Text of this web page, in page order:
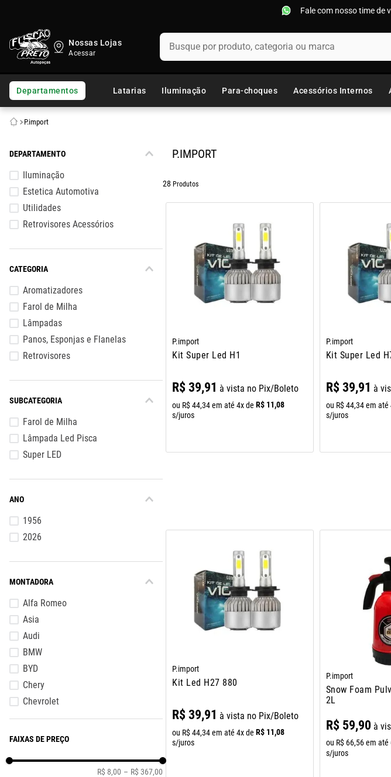
Fale com nosso time de
Nossas Lojas Busque por produto, categoria ou marca
Departamentos Latarias Iluminação Para-choques Acessórios Internos
P.import
DEPARTAMENTO
Iluminação
Estetica Automotiva
Utilidades
Retrovisores Acessórios
CATEGORIA
Aromatizadores
Farol de Milha
Lâmpadas
Panos, Esponjas e Flanelas
Retrovisores
SUBCATEGORIA
Farol de Milha
Lâmpada Led Pisca
Super LED
ANO
1956
2026
MONTADORA
Alfa Romeo
Asia
Audi
BMW
BYD
Chery
Chevrolet
Citroen
Dodge
FAIXAS DE PREÇO
R$ 8,00 – R$ 367,00
P.IMPORT
28 Produtos
P.import
Kit Super Led H1
R$ 39,91 à vista no Pix/Boleto
ou R$ 44,34 em até 4x de R$ 11,08
s/juros
P.import
Kit Super Led
R$ 39,91 à
ou R$ 44,34 em até
s/juros
P.import
Kit Led H27 880
R$ 39,91 à vista no Pix/Boleto
ou R$ 44,34 em até 4x de R$ 11,08
s/juros
P.import
Snow Foam
2L
R$ 59,90à
ou R$ 66,56 em até
s/juros
TERMOS MAIS BUSCADOS
1º
fusca
2º
capo
chevette
assoalho